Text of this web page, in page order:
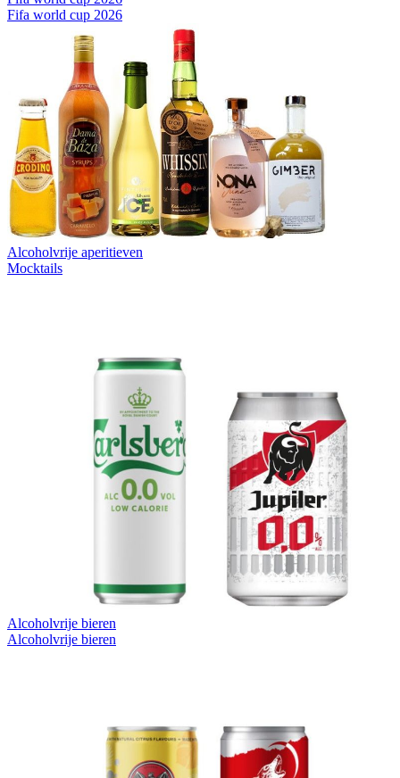
Fifa world cup 2026
Alcoholvrije aperitieven
Mocktails
Alcoholvrije bieren
Alcoholvrije bieren